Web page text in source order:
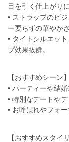
目を引く仕上がりに
• ストラップのビ
ー要らずの華やかさ
• タイトシルエッ
プ効果抜群。
【おすすめシーン】
• パーティーや結
• 特別なデートや
• お呼ばれやフォ
【おすすめスタイ